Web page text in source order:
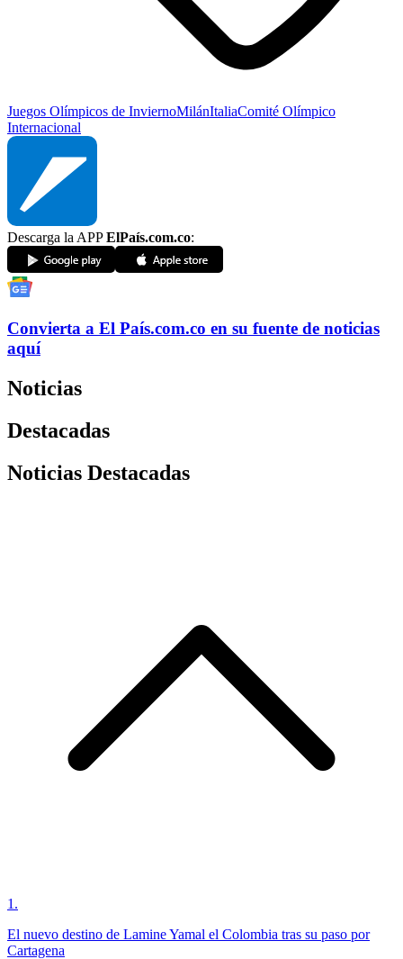
Juegos Olímpicos de InviernoMilánItaliaComité Olímpico
Internacional
Descarga la APPElPaís.com.co:
Convierta a El País.com.co en su fuente de noticias
aquí
Noticias
Destacadas
Noticias Destacadas
1 .
El nuevo destino de Lamine Yamal el Colombia tras su paso por
Cartagena